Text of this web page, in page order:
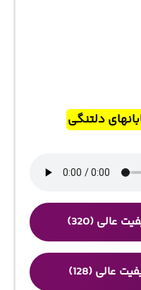
دلتنگی
عالی (320)
عالی (128)